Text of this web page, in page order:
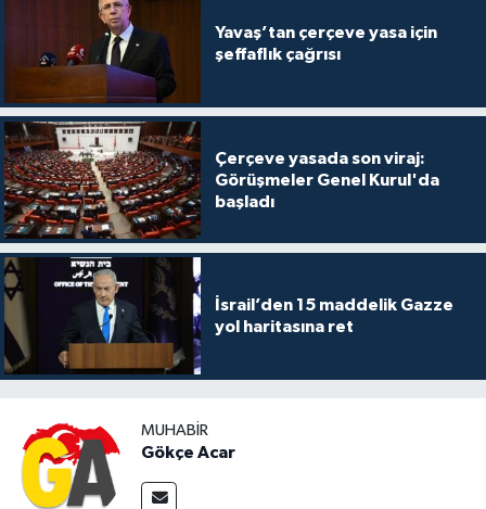
Yavaş’tan çerçeve yasa için
şeffaflık çağrısı
Çerçeve yasada son viraj:
Görüşmeler Genel Kurul'da
başladı
İsrail’den 15 maddelik Gazze
yol haritasına ret
MUHABIR
Gökçe Acar